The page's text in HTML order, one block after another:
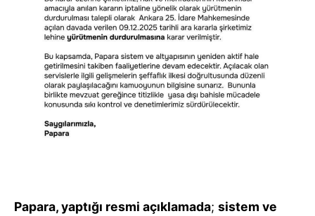
Papara, yaptığı resmi açıklamada; sistem ve